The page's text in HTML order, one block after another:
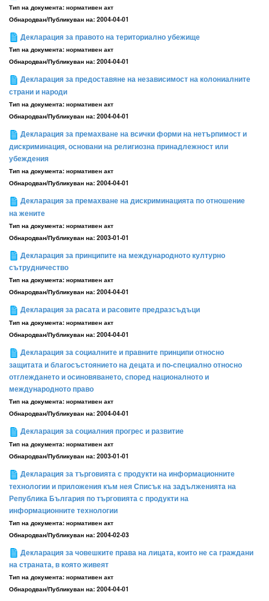
Тип на документа: нормативен акт
Обнародван/Публикуван на: 2004-04-01
Декларация за правото на териториално убежище
Тип на документа: нормативен акт
Обнародван/Публикуван на: 2004-04-01
Декларация за предоставяне на независимост на колониалните
страни и народи
Тип на документа: нормативен акт
Обнародван/Публикуван на: 2004-04-01
Декларация за премахване на всички форми на нетърпимост и
дискриминация, основани на религиозна принадлежност или
убеждения
Тип на документа: нормативен акт
Обнародван/Публикуван на: 2004-04-01
Декларация за премахване на дискриминацията по отношение
на жените
Тип на документа: нормативен акт
Обнародван/Публикуван на: 2003-01-01
Декларация за принципите на международното културно
сътрудничество
Тип на документа: нормативен акт
Обнародван/Публикуван на: 2004-04-01
Декларация за расата и расовите предразсъдъци
Тип на документа: нормативен акт
Обнародван/Публикуван на: 2004-04-01
Декларация за социалните и правните принципи относно
защитата и благосъстоянието на децата и по-специално относно
отглеждането и осиновяването, според националното и
международното право
Тип на документа: нормативен акт
Обнародван/Публикуван на: 2004-04-01
Декларация за социалния прогрес и развитие
Тип на документа: нормативен акт
Обнародван/Публикуван на: 2003-01-01
Декларация за търговията с продукти на информационните
технологии и приложения към нея Списък на задълженията на
Република България по търговията с продукти на
информационните технологии
Тип на документа: нормативен акт
Обнародван/Публикуван на: 2004-02-03
Декларация за човешките права на лицата, които не са граждани
на страната, в която живеят
Тип на документа: нормативен акт
Обнародван/Публикуван на: 2004-04-01